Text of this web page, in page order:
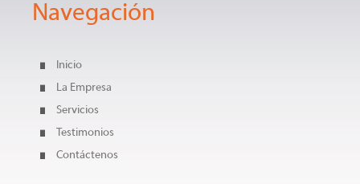
Navegación
Inicio
La Empresa
Servicios
Testimonios
Contáctenos